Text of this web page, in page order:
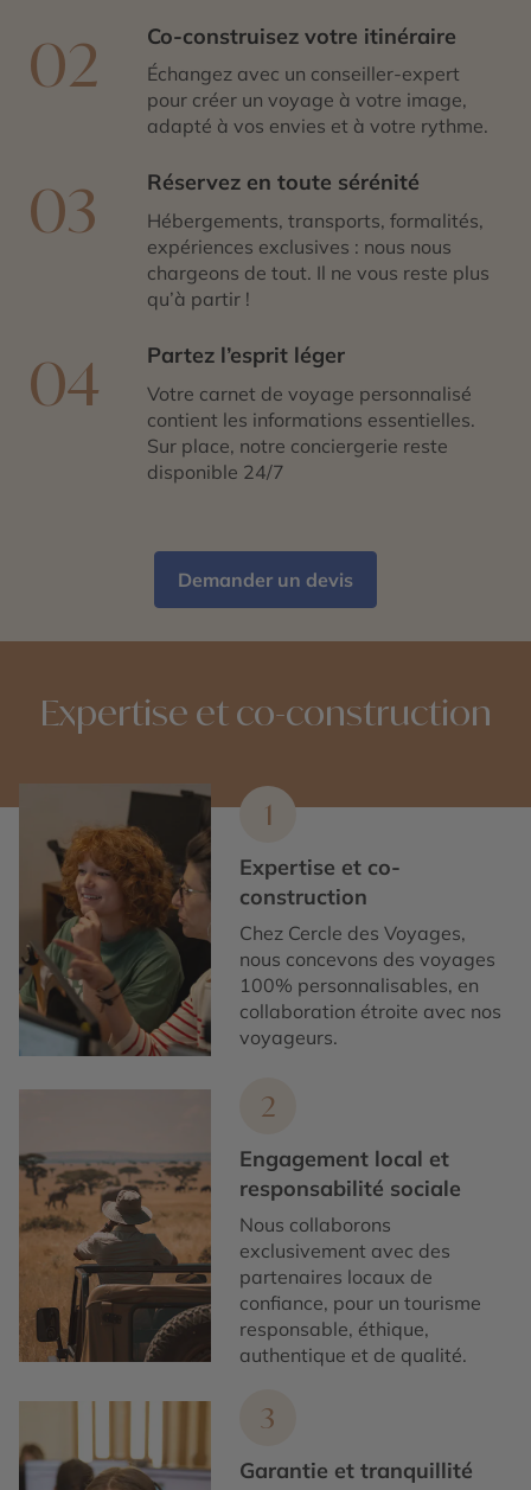
02 Co-construisez votre itinéraire
Échangez avec un conseiller-expert
pour créer un voyage à votre image,
adapté à vos envies et à votre rythme.
03 Réservez en toute sérénité
Hébergements, transports, formalités,
expériences exclusives : nous nous
chargeons de tout. Il ne vous reste plus
qu’à partir !
04 Partez l’esprit léger
Votre carnet de voyage personnalisé
contient les informations essentielles.
Sur place, notre conciergerie reste
disponible 24/7
Demander un devis
Expertise et co-construction
1
Expertise et co-
construction
Chez Cercle des Voyages,
nous concevons des voyages
100% personnalisables, en
collaboration étroite avec nos
voyageurs.
2
Engagement local et
responsabilité sociale
Nous collaborons
exclusivement avec des
partenaires locaux de
confiance, pour un tourisme
responsable, éthique,
authentique et de qualité.
3
Garantie et tranquillité